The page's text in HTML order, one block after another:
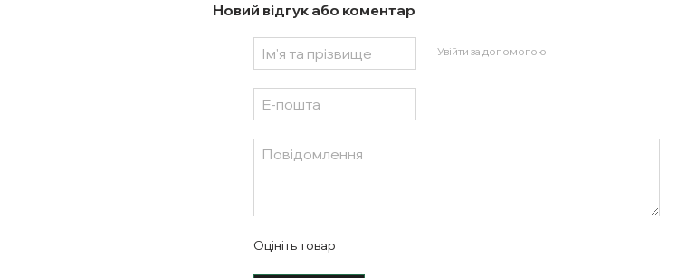
Новий відгук або коментар
Увійти за допомогою
Оцініть товар